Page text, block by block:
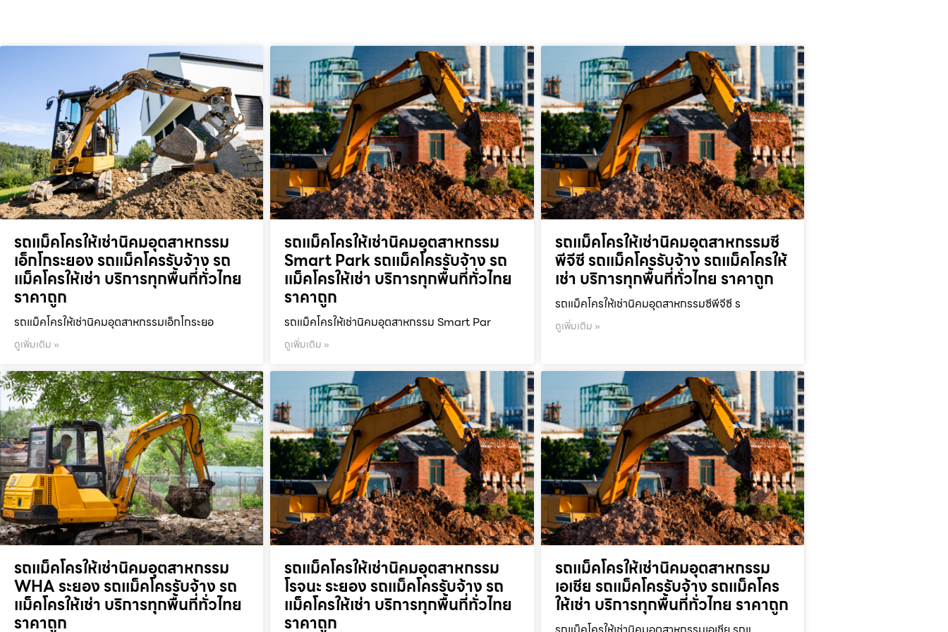
รถแม็คโครให้เช่านิคมอุตสาหกรรม
เอ็กโกระยอง รถแม็คโครรับจ้าง รถ
แม็คโครให้เช่า บริการทุกพื้นที่ทั่วไทย
ราคาถูก
รถแม็คโครให้เช่านิคมอุตสาหกรรมเอ็กโกระยอ
ดูเพิ่มเติม »
รถแม็คโครให้เช่านิคมอุตสาหกรรม
Smart Park รถแม็คโครรับจ้าง รถ
แม็คโครให้เช่า บริการทุกพื้นที่ทั่วไทย
ราคาถูก
รถแม็คโครให้เช่านิคมอุตสาหกรรม Smart Par
ดูเพิ่มเติม »
รถแม็คโครให้เช่านิคมอุตสาหกรรมซี
พีจีซี รถแม็คโครรับจ้าง รถแม็คโครให้
เช่า บริการทุกพื้นที่ทั่วไทย ราคาถูก
รถแม็คโครให้เช่านิคมอุตสาหกรรมซีพีจีซี ร
ดูเพิ่มเติม »
รถแม็คโครให้เช่านิคมอุตสาหกรรม
WHA ระยอง รถแม็คโครรับจ้าง รถ
แม็คโครให้เช่า บริการทุกพื้นที่ทั่วไทย
ราคาถูก
รถแม็คโครให้เช่านิคมอุตสาหกรรม
โรจนะ ระยอง รถแม็คโครรับจ้าง รถ
แม็คโครให้เช่า บริการทุกพื้นที่ทั่วไทย
ราคาถูก
รถแม็คโครให้เช่านิคมอุตสาหกรรม
เอเชีย รถแม็คโครรับจ้าง รถแม็คโคร
ให้เช่า บริการทุกพื้นที่ทั่วไทย ราคาถูก